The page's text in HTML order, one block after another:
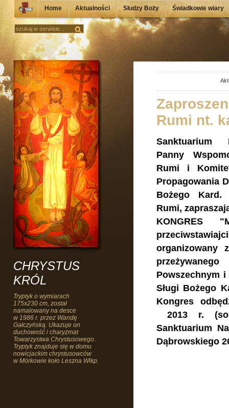
Home Aktualności Słudzy Boży Świadkowie wiary
CHRYSTUS
KRÓL
Tryptyk o wymiarach
175x230 cm, został
namalowany na desce
w 1986 r. przez Wandę
Gałczyńską. Ukazuje on
duchowość i charyzmat
Towarzystwa Chrystusowego.
Tryptyk znajduje się w domu
nowicjackim chrystusowców
w Mórkowie koło Leszna Wlkp.
Rumi nt.
Sanktuarium
Panny
Rumi i
Propagowania
Bożego
Rumi,
KONGRES
organizowany
Powszechnym
Sługi Bożego
Kongres
2013 r.
Sanktuarium
Dąbrowskiego